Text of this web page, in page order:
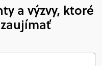
a výzvy, ktoré